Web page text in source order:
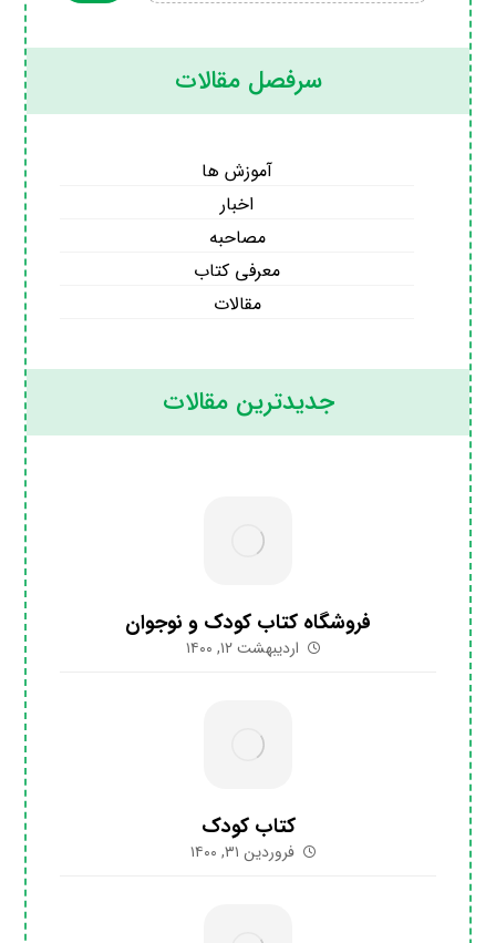
سرفصل مقالات
آموزش ها
اخبار
مصاحبه
معرفی کتاب
مقالات
جدیدترین مقالات
فروشگاه کتاب کودک و نوجوان
اردیبهشت ۱۲, ۱۴۰۰
کتاب کودک
فروردین ۳۱, ۱۴۰۰